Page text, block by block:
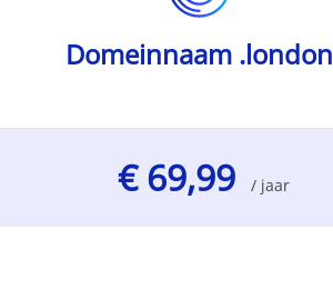
Domeinnaam .london
€ 69,99 / jaar